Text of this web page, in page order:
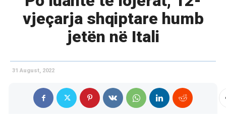
vjeçarja shqiptare humb
jetën në Itali
31 August, 2022